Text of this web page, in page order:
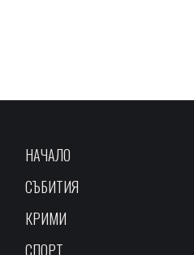
НАЧАЛО
СЪБИТИЯ
КРИМИ
СПОРТ